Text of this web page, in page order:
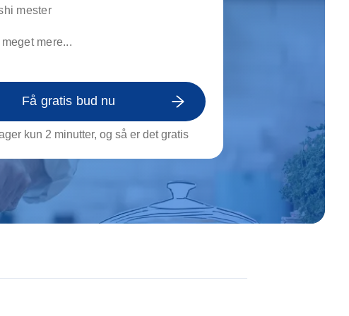
af tagrende
Udflytnings rengøring
mester
mere...
Få gratis bud nu
kun 2 minutter, og så er det gratis